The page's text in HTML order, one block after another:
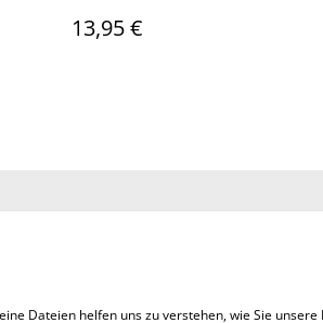
13,95 €
Dateien helfen uns zu verstehen, wie Sie